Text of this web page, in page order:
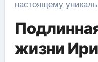
настоящему
жизни